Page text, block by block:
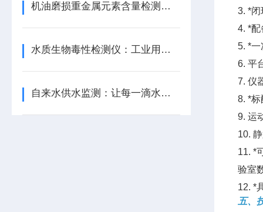
机油磨损重金属元素含量检测仪：机油卫士，守护机械动力之源
水质生物毒性检测仪：工业用水质的把关者 蓝景科技
自来水供水监测：让每一滴水都安心
3. *
4. *
5. *
6. 平
7. 仪
8. *
9. 运
10.
11. *
验室
12. *
五、